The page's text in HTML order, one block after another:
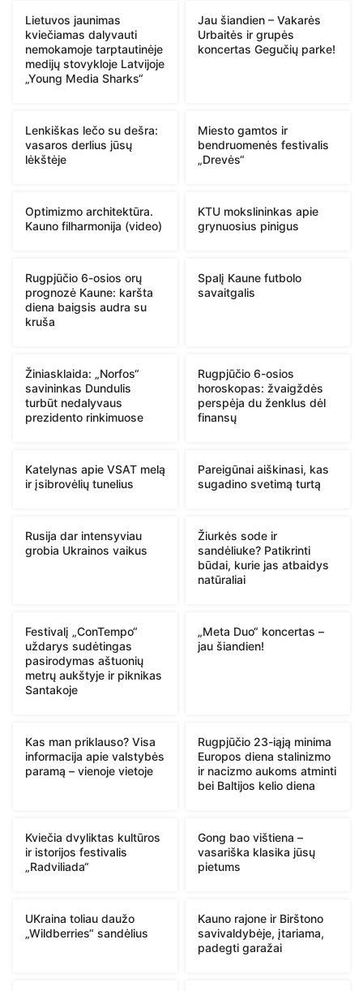
Lietuvos jaunimas
kviečiamas dalyvauti
nemokamoje tarptautinėje
medijų stovykloje Latvijoje
„Young Media Sharks“
Jau šiandien – Vakarės
Urbaitės ir grupės
koncertas Gegučių parke!
Lenkiškas lečo su dešra:
vasaros derlius jūsų
lėkštėje
Miesto gamtos ir
bendruomenės festivalis
„Drevės“
Optimizmo architektūra.
Kauno filharmonija (video)
KTU mokslininkas apie
grynuosius pinigus
Rugpjūčio 6-osios orų
prognozė Kaune: karšta
diena baigsis audra su
kruša
Spalį Kaune futbolo
savaitgalis
Žiniasklaida: „Norfos“
savininkas Dundulis
turbūt nedalyvaus
prezidento rinkimuose
Rugpjūčio 6-osios
horoskopas: žvaigždės
perspėja du ženklus dėl
finansų
Katelynas apie VSAT melą
ir įsibrovėlių tunelius
Pareigūnai aiškinasi, kas
sugadino svetimą turtą
Rusija dar intensyviau
grobia Ukrainos vaikus
Žiurkės sode ir
sandėliuke? Patikrinti
būdai, kurie jas atbaidys
natūraliai
Festivalį „ConTempo“
uždarys sudėtingas
pasirodymas aštuonių
metrų aukštyje ir piknikas
Santakoje
„Meta Duo“ koncertas –
jau šiandien!
Kas man priklauso? Visa
informacija apie valstybės
paramą – vienoje vietoje
Rugpjūčio 23-iąją minima
Europos diena stalinizmo
ir nacizmo aukoms atminti
bei Baltijos kelio diena
Kviečia dvyliktas kultūros
ir istorijos festivalis
„Radviliada“
Gong bao vištiena –
vasariška klasika jūsų
pietums
UKraina toliau daužo
„Wildberries“ sandėlius
Kauno rajone ir Birštono
savivaldybėje, įtariama,
padegti garažai